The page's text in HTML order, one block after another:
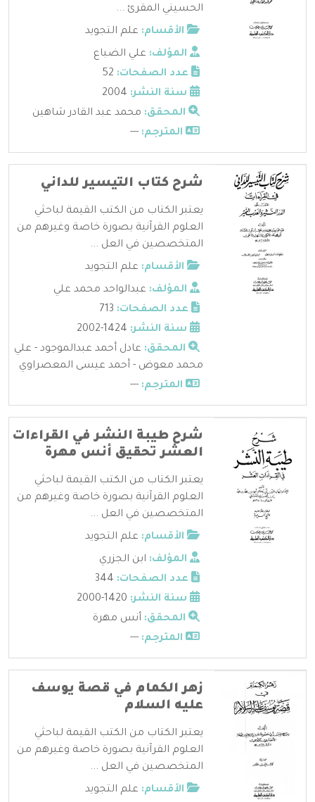
الحسيني المقرئ ...
الأقسام: علم التجويد
المؤلف: علي الضباع
عدد الصفحات:
سنة النشر:
المحقق: محمد عبد القادر شاهين
المترجم: ---
شرح كتاب التيسير للداني
يعتبر الكتاب من الكتب القيمة لباحثي
العلوم القرآنية بصورة خاصة وغيرهم من
المتخصصين في العل ...
الأقسام: علم التجويد
المؤلف: عبدالواحد محمد علي
عدد الصفحات:
سنة النشر:
المحقق: عادل أحمد عبدالموجود - علي
محمد معوض - أحمد عيسى المعصراوي
المترجم: ---
شرح طيبة النشر في القراءات
العشر تحقيق أنس مهرة
يعتبر الكتاب من الكتب القيمة لباحثي
العلوم القرآنية بصورة خاصة وغيرهم من
المتخصصين في العل ...
الأقسام: علم التجويد
المؤلف: ابن الجزري
عدد الصفحات:
سنة النشر:
المحقق: أنس مهرة
المترجم: ---
زهر الكمام في قصة يوسف
عليه السلام
يعتبر الكتاب من الكتب القيمة لباحثي
العلوم القرآنية بصورة خاصة وغيرهم من
المتخصصين في العل ...
الأقسام: علم التجويد